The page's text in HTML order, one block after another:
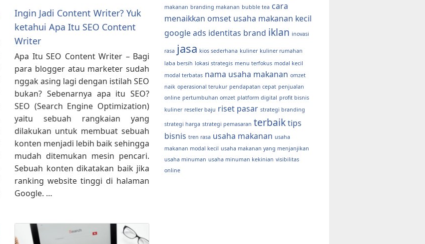
Ingin Jadi Content Writer? Yuk
ketahui Apa Itu SEO Content
Writer
Apa Itu SEO Content Writer – Bagi
para blogger atau marketer sudah
nggak asing lagi dengan istilah SEO
bukan? Sebenarnya apa itu SEO?
SEO (Search Engine Optimization)
yaitu sebuah rangkaian yang
dilakukan untuk membuat sebuah
konten menjadi lebih baik sehingga
mudah ditemukan mesin pencari.
Sebuah konten dikatakan baik jika
ranking website tinggi di halaman
Google. …
makanan branding makanan bubble tea cara
menaikkan omset usaha makanan kecil
google ads identitas brand iklan inovasi
rasa jasa kios sederhana kuliner kuliner rumahan
laba bersih lokasi strategis menu terfokus modal kecil
modal terbatas nama usaha makanan omzet
naik operasional terukur pendapatan cepat penjualan
online pertumbuhan omzet platform digital profit bisnis
kuliner reseller baju riset pasar strategi branding
strategi harga strategi pemasaran terbaiktips
bisnis tren rasa usaha makanan usaha
makanan modal kecil usaha makanan yang menjanjikan
usaha minuman usaha minuman kekinian visibilitas
online